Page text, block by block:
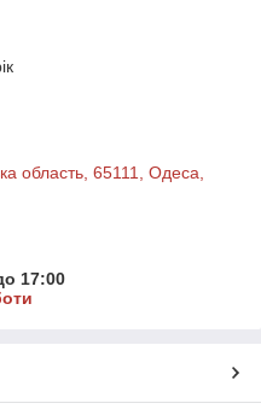
область, 65111, Одеса,
17:00